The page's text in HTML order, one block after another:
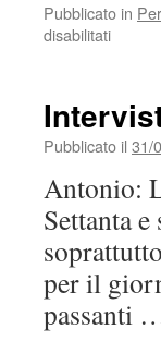
Pubblicato in
disabilitatisu
Pubblicato il 31/
Antonio:
Settanta
per il
passanti